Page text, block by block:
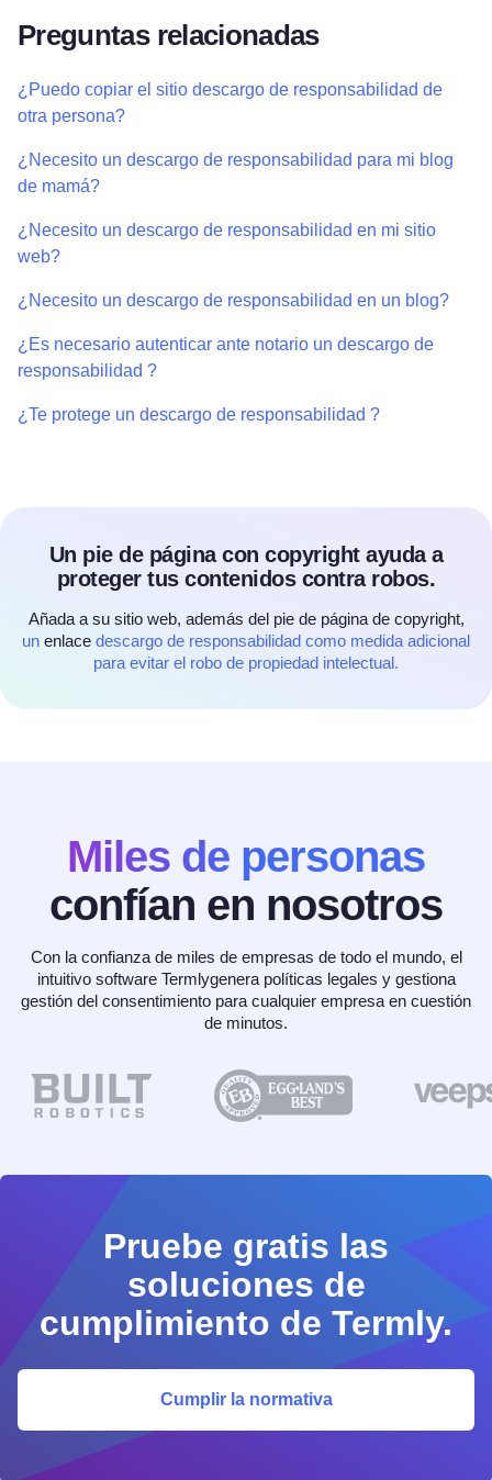
Preguntas relacionadas
¿Puedo copiar el sitio descargo de responsabilidad de
otra persona?
¿Necesito un descargo de responsabilidad para mi blog
de mamá?
¿Necesito un descargo de responsabilidad en mi sitio
web?
¿Necesito un descargo de responsabilidad en un blog?
¿Es necesario autenticar ante notario un descargo de
responsabilidad ?
¿Te protege un descargo de responsabilidad ?
Un pie de página con copyright ayuda a
proteger tus contenidos contra robos.
Añada a su sitio web, además del pie de página de copyright,
un enlace descargo de responsabilidad como medida adicional
para evitar el robo de propiedad intelectual.
Miles de personas
confían en nosotros
Con la confianza de miles de empresas de todo el mundo, el
intuitivo software Termlygenera políticas legales y gestiona
gestión del consentimiento para cualquier empresa en cuestión
de minutos.
Pruebe gratis las
soluciones de
cumplimiento de Termly.
Cumplir la normativa